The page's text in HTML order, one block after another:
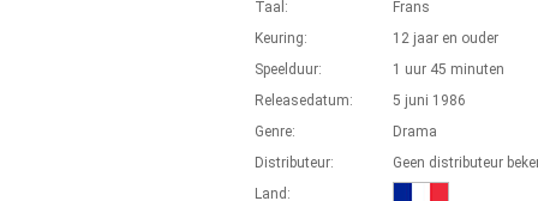
Taal:
Frans
Keuring:
12 jaar en ouder
Speelduur:
1 uur 45 minuten
Releasedatum:
5 juni 1986
Genre:
Drama
Distributeur:
Geen distributeur
Land: